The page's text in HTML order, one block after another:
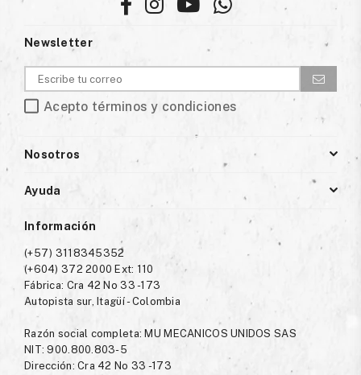
Newsletter
Acepto términos y condiciones
Nosotros
Ayuda
Información
(+57) 3118345352
(+604) 372 2000 Ext: 110
Fábrica: Cra 42 No 33 -173
Autopista sur, Itagüí - Colombia
Razón social completa: MU MECANICOS UNIDOS SAS
NIT: 900.800.803-5
Dirección: Cra 42 No 33 -173